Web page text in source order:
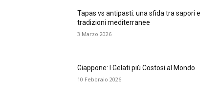
Tapas vs antipasti: una sfida tra sapori e
tradizioni mediterranee
3 Marzo 2026
Giappone: I Gelati più Costosi al Mondo
10 Febbraio 2026